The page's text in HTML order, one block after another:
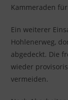
Kammeraden
Ein weiterer
Hohlenerweg,
abgedeckt. Die
wieder
vermeiden.